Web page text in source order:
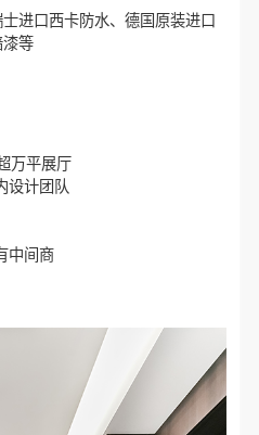
进口西卡防水、德国原装进口
漆等
万平展厅
设计团队
中间商